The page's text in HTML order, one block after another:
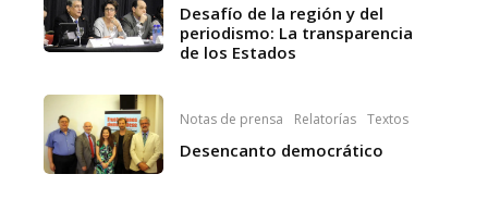
Desafío de la región y del
periodismo: La transparencia
de los Estados
Notas de prensa Relatorías Textos
Desencanto democrático